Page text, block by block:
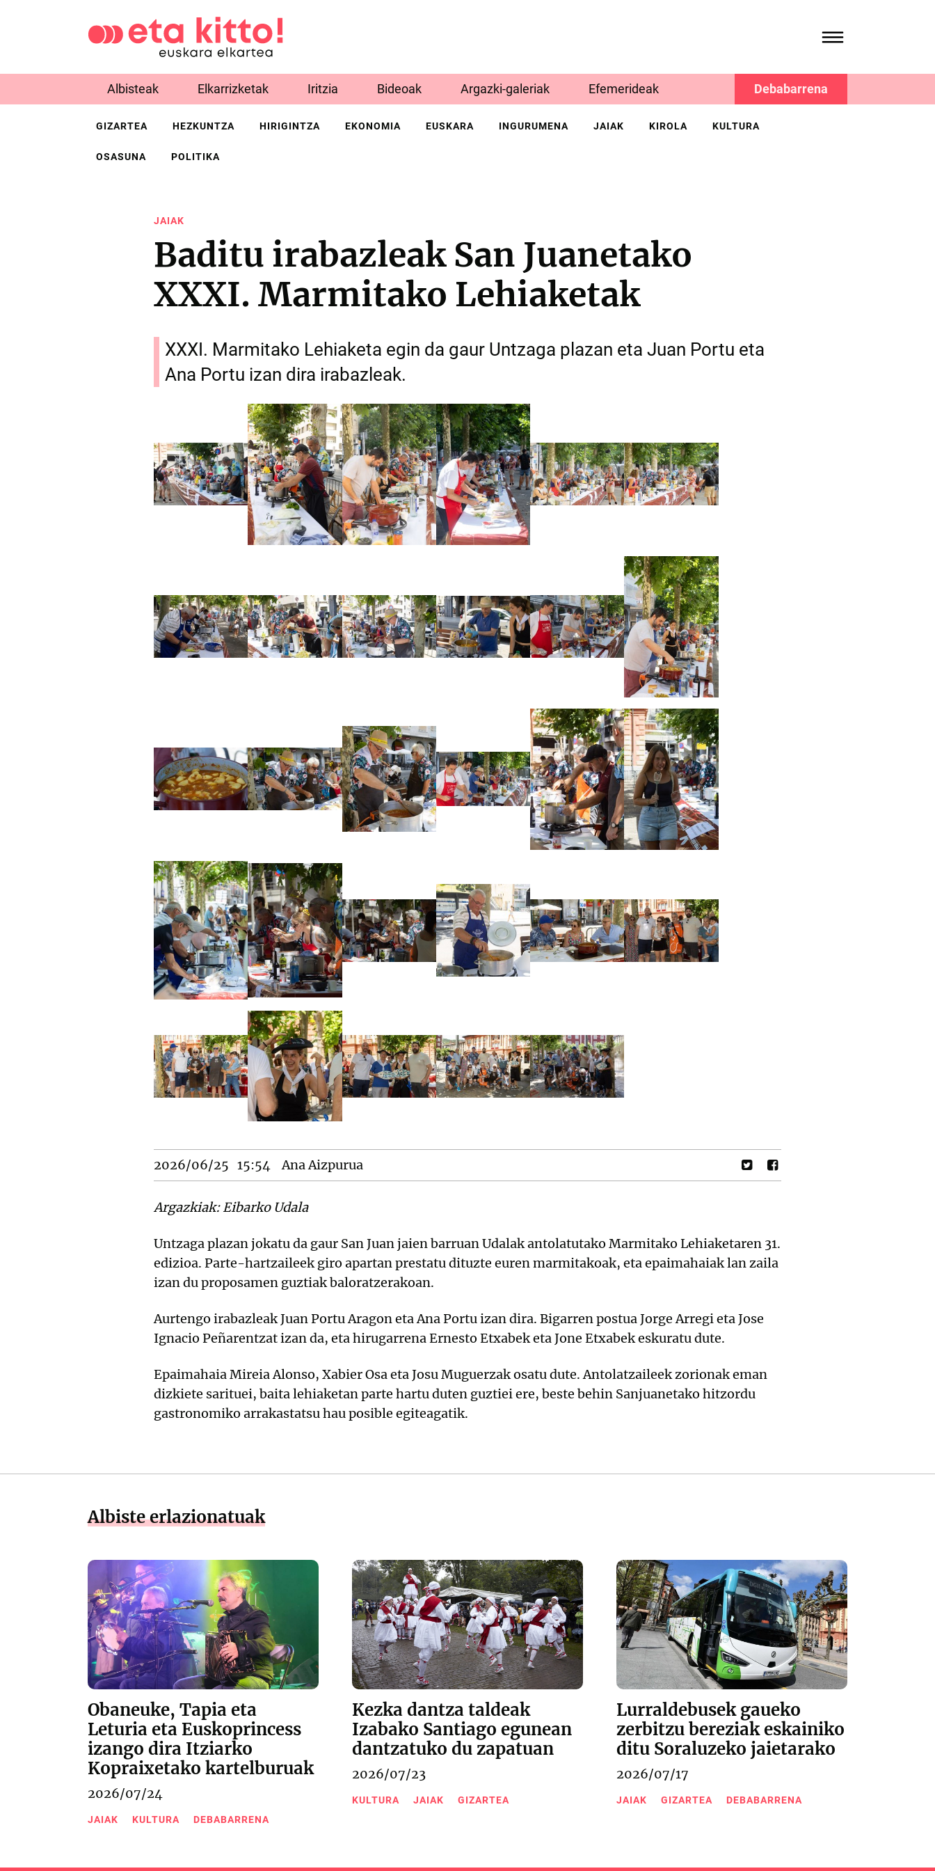
Albisteak Elkarrizketak Iritzia Bideoak Argazki-galeriak Efemerideak Debabarrena
GIZARTEA HEZKUNTZA HIRIGINTZA EKONOMIA EUSKARA INGURUMENA JAIAK KIROLA KULTURA
OSASUNA POLITIKA
JAIAK
Baditu irabazleak San Juanetako
XXXI. Marmitako Lehiaketak
XXXI. Marmitako Lehiaketa egin da gaur Untzaga plazan eta Juan Portu eta
Ana Portu izan dira irabazleak.
2026/06/25 15:54 Ana Aizpurua
Argazkiak: Eibarko Udala
Untzaga plazan jokatu da gaur San Juan jaien barruan Udalak antolatutako Marmitako Lehiaketaren 31.
edizioa. Parte-hartzaileek giro apartan prestatu dituzte euren marmitakoak, eta epaimahaiak lan zaila
izan du proposamen guztiak baloratzerakoan.
Aurtengo irabazleak Juan Portu Aragon eta Ana Portu izan dira. Bigarren postua Jorge Arregi eta Jose
Ignacio Peñarentzat izan da, eta hirugarrena Ernesto Etxabek eta Jone Etxabek eskuratu dute.
Epaimahaia Mireia Alonso, Xabier Osa eta Josu Muguerzak osatu dute. Antolatzaileek zorionak eman
dizkiete sarituei, baita lehiaketan parte hartu duten guztiei ere, beste behin Sanjuanetako hitzordu
gastronomiko arrakastatsu hau posible egiteagatik.
Albiste erlazionatuak
Obaneuke, Tapia eta
Leturia eta Euskoprincess
izango dira Itziarko
Kopraixetako kartelburuak
2026/07/24
JAIAK KULTURA DEBABARRENA
Kezka dantza taldeak
Izabako Santiago egunean
dantzatuko du zapatuan
2026/07/23
KULTURA JAIAK GIZARTEA
Lurraldebusek gaueko
zerbitzu bereziak eskainiko
ditu Soraluzeko jaietarako
2026/07/17
JAIAK GIZARTEA DEBABARRENA